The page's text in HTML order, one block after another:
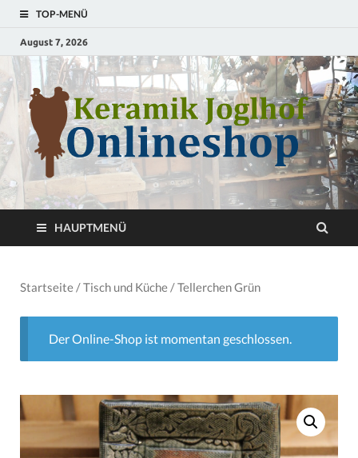
TOP-MENÜ
August 7, 2026
HAUPTMENÜ
Startseite/Tisch und Küche/ Tellerchen Grün
Der Online-Shop ist momentan geschlossen.